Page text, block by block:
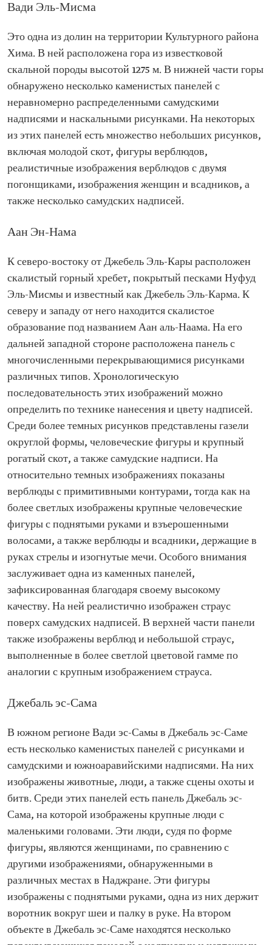
Вади Эль-Мисма
Это одна из долин на территории Культурного района
Хима. В ней расположена гора из известковой
скальной породы высотой 1275 м. В нижней части горы
обнаружено несколько каменистых панелей с
неравномерно распределенными самудскими
надписями и наскальными рисунками. На некоторых
из этих панелей есть множество небольших рисунков,
включая молодой скот, фигуры верблюдов,
реалистичные изображения верблюдов с двумя
погонщиками, изображения женщин и всадников, а
также несколько самудских надписей.
Аан Эн-Нама
К северо-востоку от Джебель Эль-Кары расположен
скалистый горный хребет, покрытый песками Нуфуд
Эль-Мисмы и известный как Джебель Эль-Карма. К
северу и западу от него находится скалистое
образование под названием Аан аль-Наама. На его
дальней западной стороне расположена панель с
многочисленными перекрывающимися рисунками
различных типов. Хронологическую
последовательность этих изображений можно
определить по технике нанесения и цвету надписей.
Среди более темных рисунков представлены газели
округлой формы, человеческие фигуры и крупный
рогатый скот, а также самудские надписи. На
относительно темных изображениях показаны
верблюды с примитивными контурами, тогда как на
более светлых изображены крупные человеческие
фигуры с поднятыми руками и взъерошенными
волосами, а также верблюды и всадники, держащие в
руках стрелы и изогнутые мечи. Особого внимания
заслуживает одна из каменных панелей,
зафиксированная благодаря своему высокому
качеству. На ней реалистично изображен страус
поверх самудских надписей. В верхней части панели
также изображены верблюд и небольшой страус,
выполненные в более светлой цветовой гамме по
аналогии с крупным изображением страуса.
Джебаль эс-Сама
В южном регионе Вади эс-Самы в Джебаль эс-Саме
есть несколько каменистых панелей с рисунками и
самудскими и южноаравийскими надписями. На них
изображены животные, люди, а также сцены охоты и
битв. Среди этих панелей есть панель Джебаль эс-
Сама, на которой изображены крупные люди с
маленькими головами. Эти люди, судя по форме
фигуры, являются женщинами, по сравнению с
другими изображениями, обнаруженными в
различных местах в Наджране. Эти фигуры
изображены с поднятыми руками, одна из них держит
воротник вокруг шеи и палку в руке. На втором
объекте в Джебаль эс-Саме находятся несколько